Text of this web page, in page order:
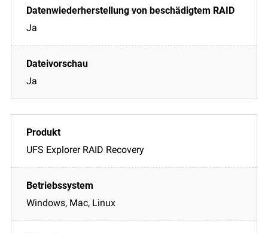
Ja
Ja
UFS Explorer RAID Recovery
Windows, Mac, Linux